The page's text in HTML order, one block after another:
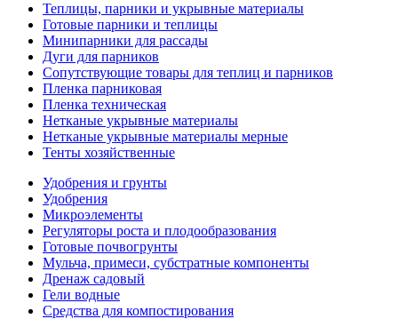
Теплицы, парники и укрывные материалы
Готовые парники и теплицы
Минипарники для рассады
Дуги для парников
Сопутствующие товары для теплиц и парников
Пленка парниковая
Пленка техническая
Нетканые укрывные материалы
Нетканые укрывные материалы мерные
Тенты хозяйственные
Удобрения и грунты
Удобрения
Микроэлементы
Регуляторы роста и плодообразования
Готовые почвогрунты
Мульча, примеси, субстратные компоненты
Дренаж садовый
Гели водные
Средства для компостирования